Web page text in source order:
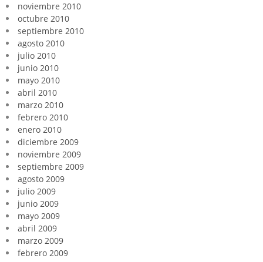
noviembre 2010
octubre 2010
septiembre 2010
agosto 2010
julio 2010
junio 2010
mayo 2010
abril 2010
marzo 2010
febrero 2010
enero 2010
diciembre 2009
noviembre 2009
septiembre 2009
agosto 2009
julio 2009
junio 2009
mayo 2009
abril 2009
marzo 2009
febrero 2009